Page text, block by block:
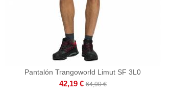
Pantalón Trangoworld Limut SF 3L0
42,19 € 64,90 €